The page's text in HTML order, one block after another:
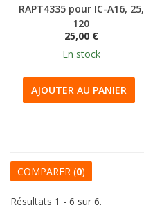
RAPT4335 pour IC-A16, 25,
120
25,00 €
En stock
AJOUTER AU PANIER
COMPARER (0)
Résultats 1 - 6 sur 6.